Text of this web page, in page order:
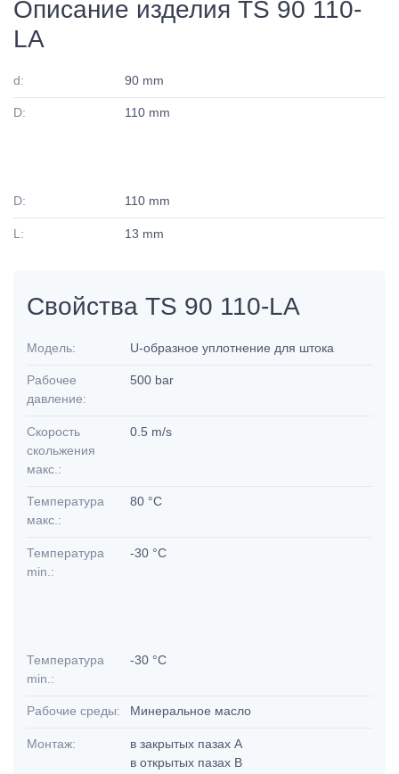
Описание изделия TS 90 110-
LA
d: 90 mm
D: 110 mm
D: 110 mm
L: 13 mm
Свойства TS 90 110-LA
Модель: U-образное уплотнение для штока
Рабочее
давление:
500 bar
Скорость
скольжения
макс.:
0.5 m/s
Температура
макс.:
80 °C
Температура
min.:
-30 °C
Температура
min.:
-30 °C
Рабочие среды: Минеральное масло
Монтаж:
в закрытых пазах А
в открытых пазах В